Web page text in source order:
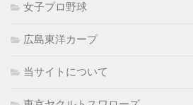
女子プロ野球
広島東洋カープ
当サイトについて